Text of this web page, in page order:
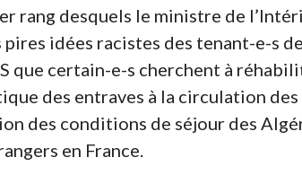
rang desquels le ministre de
idées racistes des tenant-e-s
que certain-e-s cherchent à
des entraves à la circulation
des conditions de séjour des
en France.